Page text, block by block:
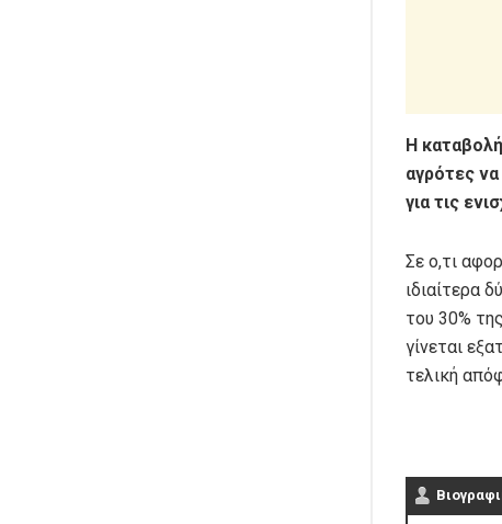
Η
αγρότες
για τις
Σε ο,τι
ιδιαίτερα
του 30%
γίνεται
τελική